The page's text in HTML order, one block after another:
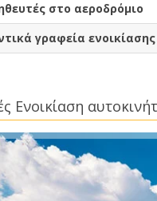
στο αεροδρόμιο
γραφεία ενοικίασης
Ενοικίαση